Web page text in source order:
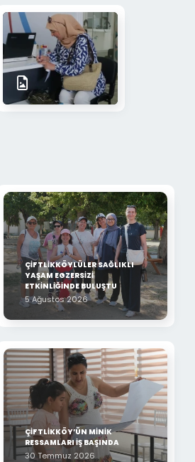
ÇİFTLİKKÖYLÜLER SAĞLIKLI
YAŞAM EGZERSİZİ
ETKİNLİĞİNDE BULUŞTU
5 Ağustos 2026
ÇİFTLİKKÖY’ÜN MİNİK
RESSAMLARI İŞ BAŞINDA
30 Temmuz 2026